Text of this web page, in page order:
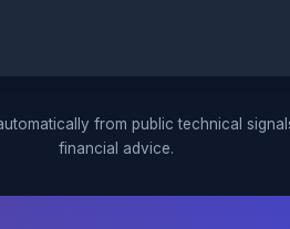
from public technical
financial advice.